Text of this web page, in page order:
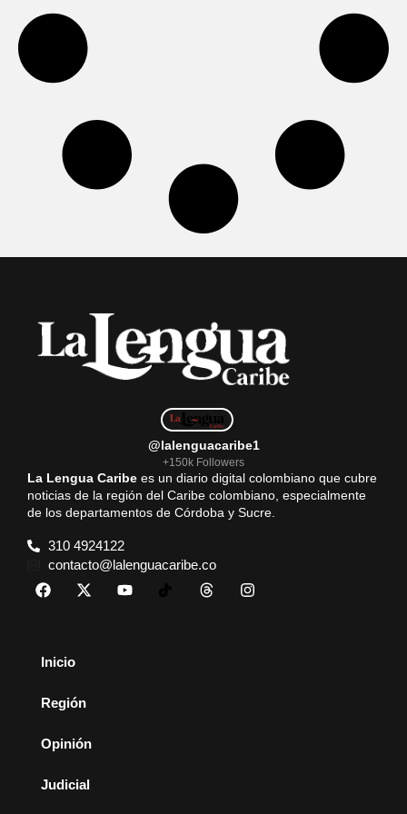
@lalenguacaribe1
+150k Followers
La Lengua Caribe es un diario digital colombiano que cubre
noticias de la región del Caribe colombiano, especialmente
de los departamentos de Córdoba y Sucre.
310 4924122
contacto@lalenguacaribe.co
Inicio
Región
Opinión
Judicial